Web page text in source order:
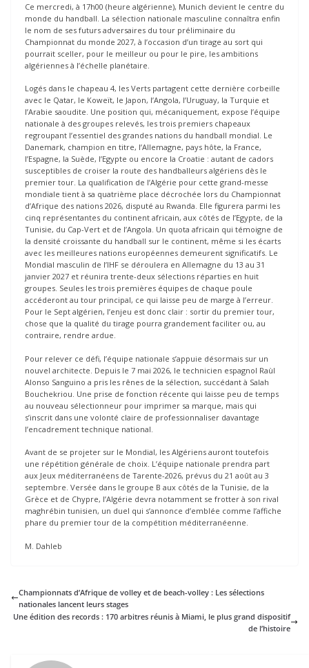
Ce mercredi, à 17h00 (heure algérienne), Munich devient le centre du
monde du handball. La sélection nationale masculine connaîtra enfin
le nom de ses futurs adversaires du tour préliminaire du
Championnat du monde 2027, à l’occasion d’un tirage au sort qui
pourrait sceller, pour le meilleur ou pour le pire, les ambitions
algériennes à l’échelle planétaire.
Logés dans le chapeau 4, les Verts partagent cette dernière corbeille
avec le Qatar, le Koweït, le Japon, l’Angola, l’Uruguay, la Turquie et
l’Arabie saoudite. Une position qui, mécaniquement, expose l’équipe
nationale à des groupes relevés, les trois premiers chapeaux
regroupant l’essentiel des grandes nations du handball mondial. Le
Danemark, champion en titre, l’Allemagne, pays hôte, la France,
l’Espagne, la Suède, l’Egypte ou encore la Croatie : autant de cadors
susceptibles de croiser la route des handballeurs algériens dès le
premier tour. La qualification de l’Algérie pour cette grand-messe
mondiale tient à sa quatrième place décrochée lors du Championnat
d’Afrique des nations 2026, disputé au Rwanda. Elle figurera parmi les
cinq représentantes du continent africain, aux côtés de l’Egypte, de la
Tunisie, du Cap-Vert et de l’Angola. Un quota africain qui témoigne de
la densité croissante du handball sur le continent, même si les écarts
avec les meilleures nations européennes demeurent significatifs. Le
Mondial masculin de l’IHF se déroulera en Allemagne du 13 au 31
janvier 2027 et réunira trente-deux sélections réparties en huit
groupes. Seules les trois premières équipes de chaque poule
accéderont au tour principal, ce qui laisse peu de marge à l’erreur.
Pour le Sept algérien, l’enjeu est donc clair : sortir du premier tour,
chose que la qualité du tirage pourra grandement faciliter ou, au
contraire, rendre ardue.
Pour relever ce défi, l’équipe nationale s’appuie désormais sur un
nouvel architecte. Depuis le 7 mai 2026, le technicien espagnol Raùl
Alonso Sanguino a pris les rênes de la sélection, succédant à Salah
Bouchekriou. Une prise de fonction récente qui laisse peu de temps
au nouveau sélectionneur pour imprimer sa marque, mais qui
s’inscrit dans une volonté claire de professionnaliser davantage
l’encadrement technique national.
Avant de se projeter sur le Mondial, les Algériens auront toutefois
une répétition générale de choix. L’équipe nationale prendra part
aux Jeux méditerranéens de Tarente-2026, prévus du 21 août au 3
septembre. Versée dans le groupe B aux côtés de la Tunisie, de la
Grèce et de Chypre, l’Algérie devra notamment se frotter à son rival
maghrébin tunisien, un duel qui s’annonce d’emblée comme l’affiche
phare du premier tour de la compétition méditerranéenne.
M. Dahleb
Championnats d’Afrique de volley et de beach-volley : Les sélections
nationales lancent leurs stages
Une édition des records : 170 arbitres réunis à Miami, le plus grand dispositif
de l’histoire